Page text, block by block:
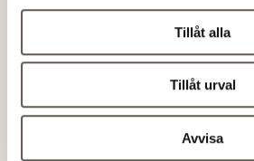
Tillåt alla
Tillåt urval
Avvisa